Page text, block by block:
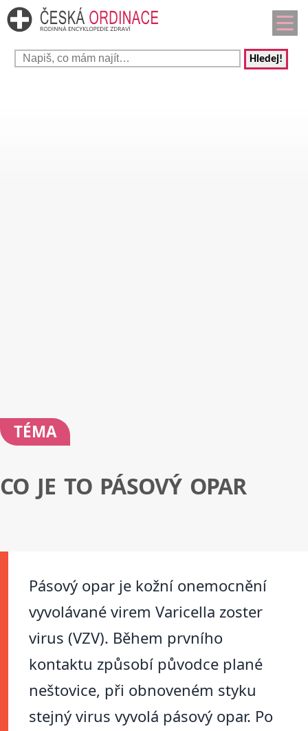
Hledej!
TÉMA
CO JE TO PÁSOVÝ OPAR
Pásový opar je kožní onemocnění
vyvolávané virem Varicella zoster
virus (VZV). Během prvního
kontaktu způsobí původce plané
neštovice, při obnoveném styku
stejný virus vyvolá pásový opar. Po